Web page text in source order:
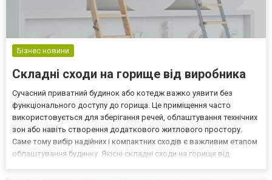
Бізнес новини
Складні сходи на горище від виробника
Сучасний приватний будинок або котедж важко уявити без
функціонального доступу до горища. Це приміщення часто
використовується для зберігання речей, облаштування технічних
зон або навіть створення додаткового житлового простору.
Саме тому вибір надійних і компактних сходів є важливим етапом
облаштування будинку. Якісні складні сходи на горище від